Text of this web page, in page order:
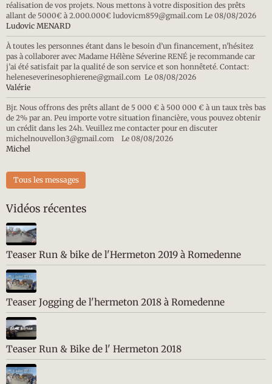
réalisation de vos projets. Nous mettons à votre disposition des prêts
allant de 5000€ à 2.000.000€ ludovicm859@gmail.com Le 08/08/2026
Ludovic MENARD
À toutes les personnes étant dans le besoin d’un financement, n’hésitez
pas à collaborer avec Madame Hélène Séverine RENÉ je recommande car
j’ai été satisfait par la qualité de son service et son honnêteté. Contact:
heleneseverinesophierene@gmail.com ‎ Le 08/08/2026
Valérie
Bjr. Nous offrons des prêts allant de 5 000 € à 500 000 € à un taux très bas
de 2% par an. Peu importe votre situation financière, vous pouvez obtenir
un crédit dans les 24h. Veuillez me contacter pour en discuter
michelnouvellon3@gmail.com ‎ ‎ ‎
Le 08/08/2026
Michel
Tous les messages
Vidéos récentes
Teaser Run & bike de l'Hermeton 2019 à Romedenne
Teaser Jogging de l'hermeton 2018 à Romedenne
Teaser Run & Bike de l' Hermeton 2018